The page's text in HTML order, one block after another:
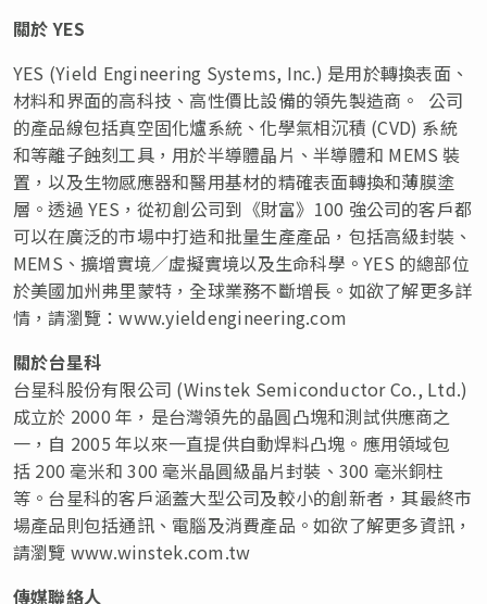
關於YES
YES (Yield Engineering Systems, Inc.) 是用於轉換表面、
材料和界面的高科技、高性價比設備的領先製造商。 公司
的產品線包括真空固化爐系統、化學氣相沉積 (CVD) 系統
和等離子蝕刻工具，用於半導體晶片、半導體和 MEMS 裝
置，以及生物感應器和醫用基材的精確表面轉換和薄膜塗
層。透過 YES，從初創公司到《財富》100 強公司的客戶都
可以在廣泛的市場中打造和批量生產產品，包括高級封裝、
MEMS、擴增實境／虛擬實境以及生命科學。YES 的總部位
於美國加州弗里蒙特，全球業務不斷增長。如欲了解更多詳
情，請瀏覽：www.yieldengineering.com
關於台星科
台星科股份有限公司 (Winstek Semiconductor Co., Ltd.)
成立於 2000 年，是台灣領先的晶圓凸塊和測試供應商之
一，自 2005 年以來一直提供自動焊料凸塊。應用領域包
括 200 毫米和 300 毫米晶圓級晶片封裝、300 毫米銅柱
等。台星科的客戶涵蓋大型公司及較小的創新者，其最終市
場產品則包括通訊、電腦及消費產品。如欲了解更多資訊，
請瀏覽 www.winstek.com.tw
傳媒聯絡人